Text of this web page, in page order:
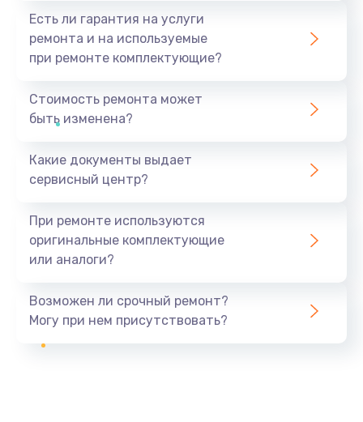
Есть ли гарантия на услуги
ремонта и на используемые
при ремонте комплектующие?
Стоимость ремонта может
быть изменена?
Какие документы выдает
сервисный центр?
При ремонте используются
оригинальные комплектующие
или аналоги?
Возможен ли срочный ремонт?
Могу при нем присутствовать?